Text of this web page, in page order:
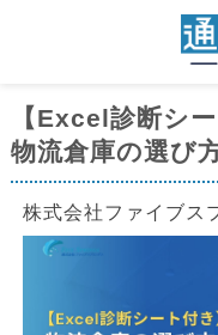
【Excel診断シ
物流倉庫の選び
株式会社ファイブス